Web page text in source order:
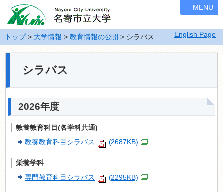
ナ
ビ
ゲ
ー
シ
飛
ば
English Page
MENU
トップ> 大学情報 > 教育情報の公開 > シラバス
シラバス
2026年度
教養教育科目(各学科共通)
教養教育科目シラバス
(2687KB)
栄養学科
専門教育科目シラバス
(2295KB)